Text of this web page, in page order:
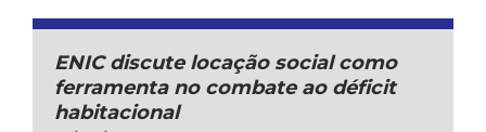
ENIC discute locação social como
ferramenta no combate ao déficit
habitacional